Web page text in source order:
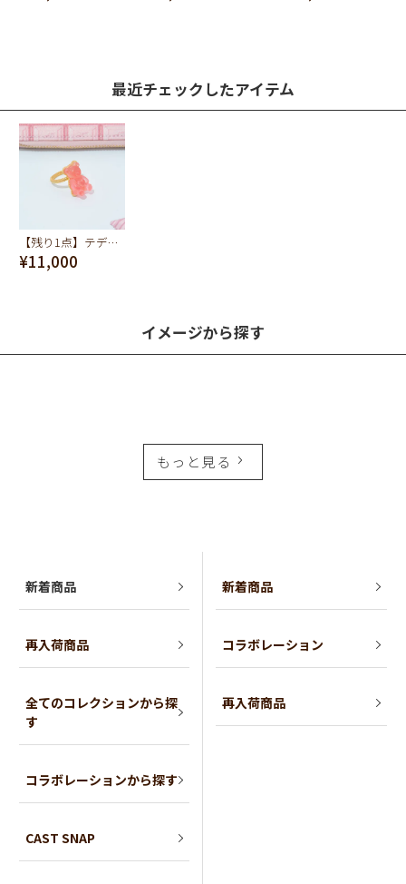
最近チェックしたアイテム
【残り1点】テディベア ハードグミ リング（ストロベリー）
¥11,000
イメージから探す
もっと見る
新着商品
再入荷商品
全てのコレクションから探
す
コラボレーションから探す
CAST SNAP
新着商品
コラボレーション
再入荷商品